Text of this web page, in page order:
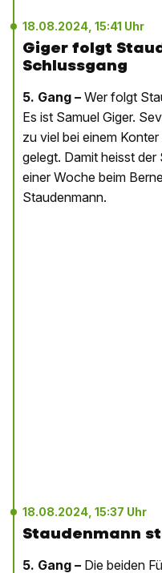
18.08.2024, 15:41 Uhr
Giger folgt
Schlussgang
5. Gang – Wer folgt
Es ist Samuel Giger.
zu viel bei einem
gelegt. Damit heisst
einer Woche beim
Staudenmann.
18.08.2024, 15:37 Uhr
Staudenmann
5. Gang – Die beiden